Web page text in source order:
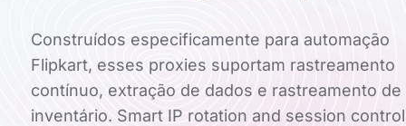
Construídos especificamente para automação
Flipkart, esses proxies suportam rastreamento
contínuo, extração de dados e rastreamento de
inventário. Smart IP rotation and session control